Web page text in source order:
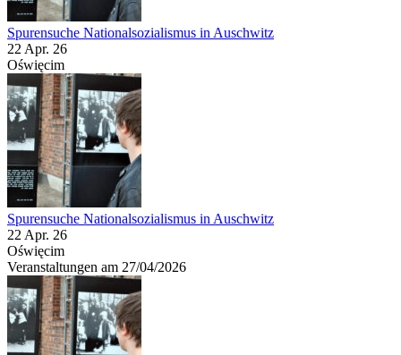
Spurensuche Nationalsozialismus in Auschwitz
22 Apr. 26
Oświęcim
Spurensuche Nationalsozialismus in Auschwitz
22 Apr. 26
Oświęcim
Veranstaltungen am 27/04/2026